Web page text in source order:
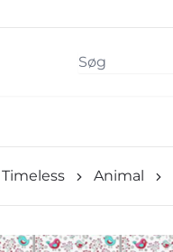
Timeless Animal